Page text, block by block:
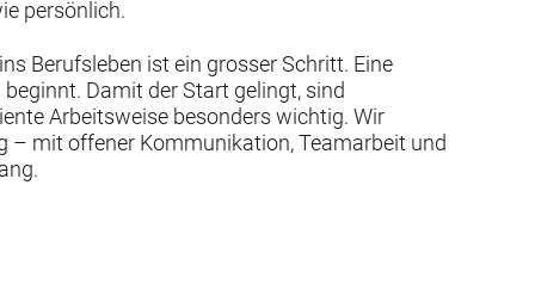
persönlich.
Berufsleben ist ein grosser Schritt. Eine
Damit der Start gelingt, sind
Arbeitsweise besonders wichtig. Wir
– mit offener Kommunikation, Teamarbeit und